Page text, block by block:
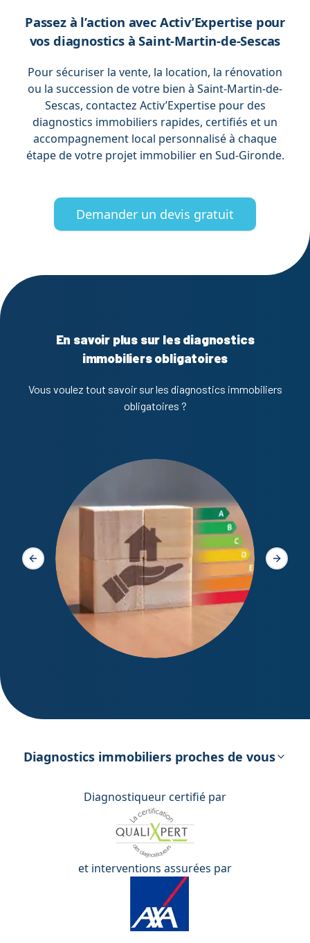
Passez à l’action avec Activ’Expertise pour
vos diagnostics à Saint-Martin-de-Sescas
Pour sécuriser la vente, la location, la rénovation
ou la succession de votre bien à Saint-Martin-de-
Sescas, contactez Activ’Expertise pour des
diagnostics immobiliers rapides, certifiés et un
accompagnement local personnalisé à chaque
étape de votre projet immobilier en Sud-Gironde.
Demander un devis gratuit
En savoir plus sur les diagnostics
immobiliers obligatoires
Vous voulez tout savoir sur les diagnostics immobiliers
obligatoires ?
énergétique
Slide précédente Slide
Diagnostics immobiliers proches de vous
Diagnostiqueur certifié par
et interventions assurées par